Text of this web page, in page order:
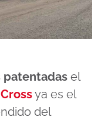
patentadas el
ya es el
del